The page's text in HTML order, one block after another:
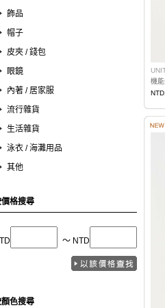
飾品
帽子
皮夾 / 錢包
眼鏡
內著 / 居家服
流行雜貨
生活雜貨
泳衣 / 海灘用品
其他
格搜尋
〜 NTD
色搜尋
機